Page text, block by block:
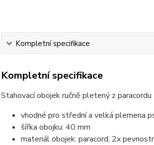
Kompletní specifikace
Kompletní specifikace
Stahovací obojek ručně pletený z
vhodné pro střední a velká plemena
šířka obojku: 40 mm
materiál obojek: paracord, 2x